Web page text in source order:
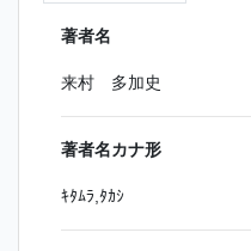
著者名
来村 多加史
著者名カナ形
ｷﾀﾑﾗ,ﾀｶｼ